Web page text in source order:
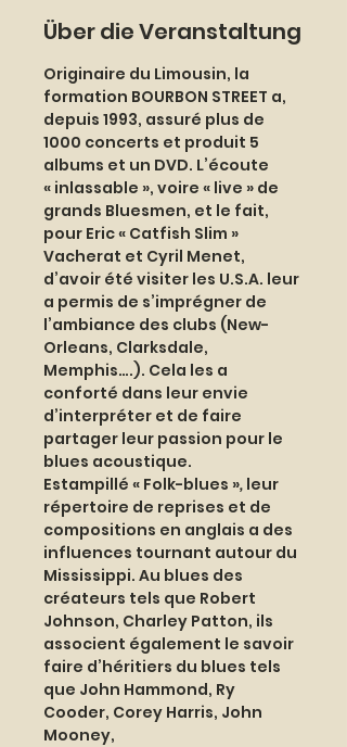
Über die Veranstaltung
Originaire du Limousin, la
formation BOURBON STREET a,
depuis 1993, assuré plus de
1000 concerts et produit 5
albums et un DVD. L’écoute
« inlassable », voire « live » de
grands Bluesmen, et le fait,
pour Eric « Catfish Slim »
Vacherat et Cyril Menet,
d’avoir été visiter les U.S.A. leur
a permis de s’imprégner de
l’ambiance des clubs (New-
Orleans, Clarksdale,
Memphis….). Cela les a
conforté dans leur envie
d’interpréter et de faire
partager leur passion pour le
blues acoustique.
Estampillé « Folk-blues », leur
répertoire de reprises et de
compositions en anglais a des
influences tournant autour du
Mississippi. Au blues des
créateurs tels que Robert
Johnson, Charley Patton, ils
associent également le savoir
faire d’héritiers du blues tels
que John Hammond, Ry
Cooder, Corey Harris, John
Mooney,